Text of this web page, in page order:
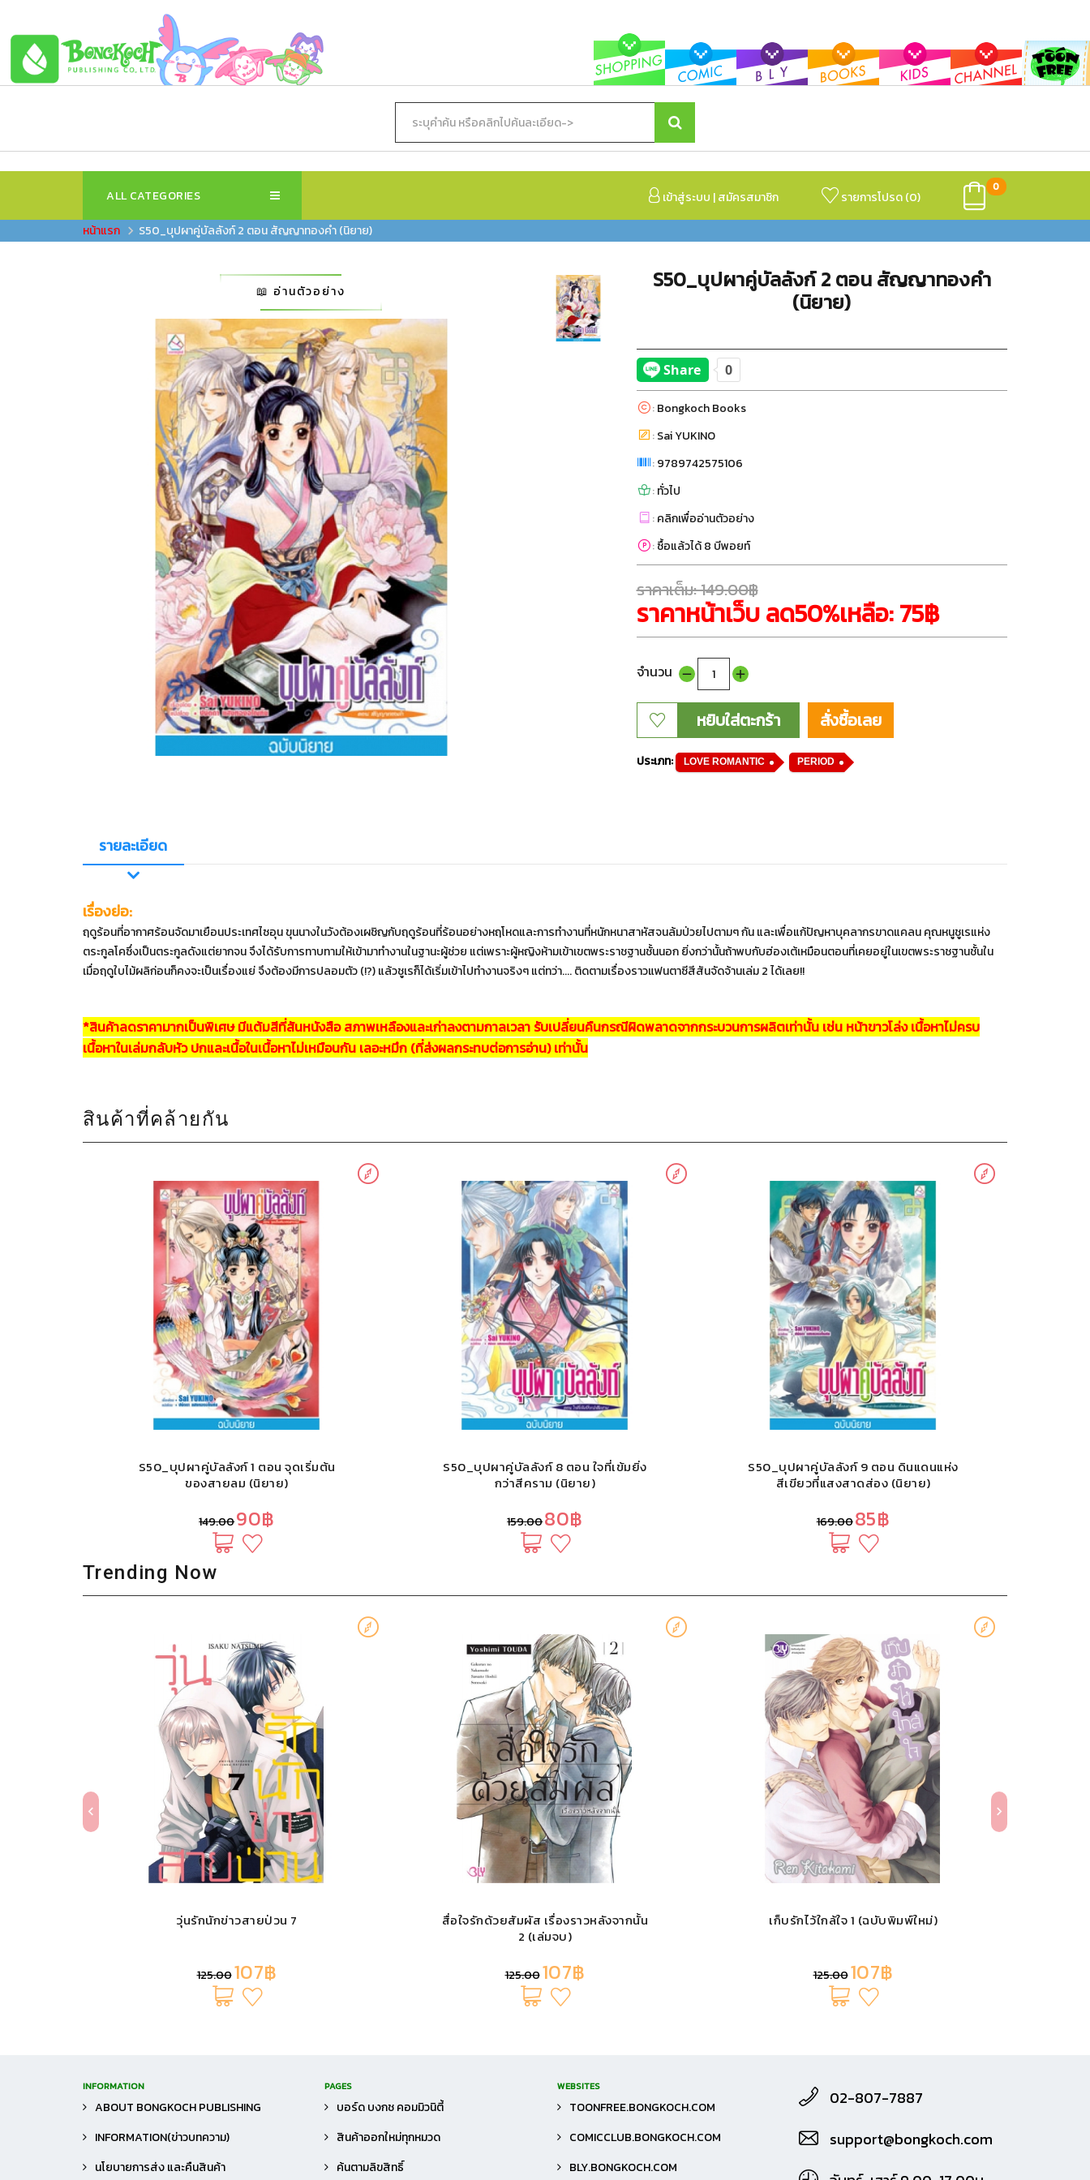
ALL CATEGORIES เข้าสู่ระบบ |สมัครสมาชิก รายการโปรด (0)
0
S50_บุปผาคู่บัลลังก์ 2 ตอน สัญญาทองคำ (นิยาย)
📖 อ่านตัวอย่าง
S50_บุปผาคู่บัลลังก์ 2 ตอน สัญญาทองคำ
(นิยาย)
:Bongkoch Books
:Sai YUKINO
:9789742575106
:ทั่วไป
:คลิกเพื่ออ่านตัวอย่าง
:ซื้อแล้วได้ 8 บีพอยท์
ราคาเต็ม: 149.00฿
ราคาหน้าเว็บ ลด50%เหลือ: 75฿
จำนวน
หยิบใส่ตะกร้า
ประเภท: LOVE ROMANTIC PERIOD
รายละเอียด
เรื่องย่อ:
ฤดูร้อนที่อากาศร้อนจัดมาเยือนประเทศไซอุน ขุนนางในวังต้องเผชิญกับฤดูร้อนที่ร้อนอย่างหฤโหดและการทำงานที่หนักหนาสาหัสจนล้มป่วยไปตามๆ กัน และเพื่อแก้ปัญหาบุคลากรขาดแคลน คุณหนูชูเรแห่ง
ตระกูลโคซึ่งเป็นตระกูลดังแต่ยากจน จึงได้รับการทาบทามให้เข้ามาทำงานในฐานะผู้ช่วย แต่เพราะผู้หญิงห้ามเข้าเขตพระราชฐานชั้นนอก ยิ่งกว่านั้นถ้าพบกับฮ่องเต้เหมือนตอนที่เคยอยู่ในเขตพระราชฐานชั้นใน
เมื่อฤดูใบไม้ผลิก่อนก็คงจะเป็นเรื่องแย่ จึงต้องมีการปลอมตัว (!?) แล้วชูเรก็ได้เริ่มเข้าไปทำงานจริงๆ แต่ทว่า.... ติดตามเรื่องราวแฟนตาซีสีสันจัดจ้านเล่ม 2 ได้เลย!!
*สินค้าลดราคามากเป็นพิเศษ มีแต้มสีที่สันหนังสือ สภาพเหลืองและเก่าลงตามกาลเวลา รับเปลี่ยนคืนกรณีผิดพลาดจากกระบวนการผลิตเท่านั้น เช่น หน้าขาวโล่ง เนื้อหาไม่ครบ
เนื้อหาในเล่มกลับหัว ปกและเนื้อในเนื้อหาไม่เหมือนกัน เลอะหมึก (ที่ส่งผลกระทบต่อการอ่าน) เท่านั้น
สินค้าที่คล้ายกัน
S50_บุปผาคู่บัลลังก์ 1 ตอน จุดเริ่มต้น
ของสายลม (นิยาย)
149.0090฿
S50_บุปผาคู่บัลลังก์ 8 ตอน ใจที่เข้มยิ่ง
กว่าสีคราม (นิยาย)
159.0080฿
S50_บุปผาคู่บัลลังก์ 9 ตอน ดินแดนแห่ง
สีเขียวที่แสงสาดส่อง (นิยาย)
169.0085฿
Trending Now
วุ่นรักนักข่าวสายป่วน 7
125.00107฿
สื่อใจรักด้วยสัมผัส เรื่องราวหลังจากนั้น
2 (เล่มจบ)
125.00107฿
เก็บรักไว้ใกล้ใจ 1 (ฉบับพิมพ์ใหม่)
125.00107฿
INFORMATION
ABOUT BONGKOCH PUBLISHING
INFORMATION(ข่าวบทความ)
นโยบายการส่ง และคืนสินค้า
PAGES
บอร์ด บงกช คอมมิวนิตี้
สินค้าออกใหม่ทุกหมวด
ค้นตามลิขสิทธิ์
WEBSITES
TOONFREE.BONGKOCH.COM
COMICCLUB.BONGKOCH.COM
BLY.BONGKOCH.COM
02-807-7887
support@bongkoch.com